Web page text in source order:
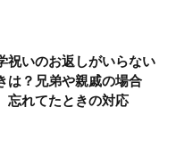
祝いのお返しがいらない
は？兄弟や親戚の場合
忘れてたときの対応